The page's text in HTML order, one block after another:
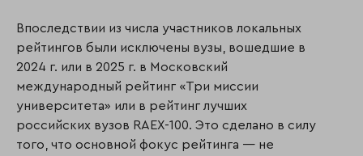
Впоследствии из числа участников локальных
рейтингов были исключены вузы, вошедшие в
2024 г. или в 2025 г. в Московский
международный рейтинг «Три миссии
университета» или в рейтинг лучших
российских вузов RAEX-100. Это сделано в силу
того, что основной фокус рейтинга — не